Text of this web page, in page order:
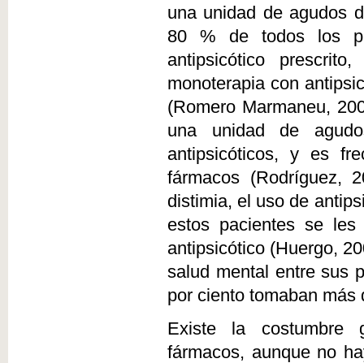
una unidad de agudos
80 % de todos los
antipsicótico
monoterapia con
(Romero Marmaneu,
una unidad de
antipsicóticos, y es
fármacos (Rodríguez,
distimia, el uso de
estos pacientes se les
antipsicótico (Huergo,
salud mental entre sus
por ciento tomaban
Existe la costumbre
fármacos, aunque no